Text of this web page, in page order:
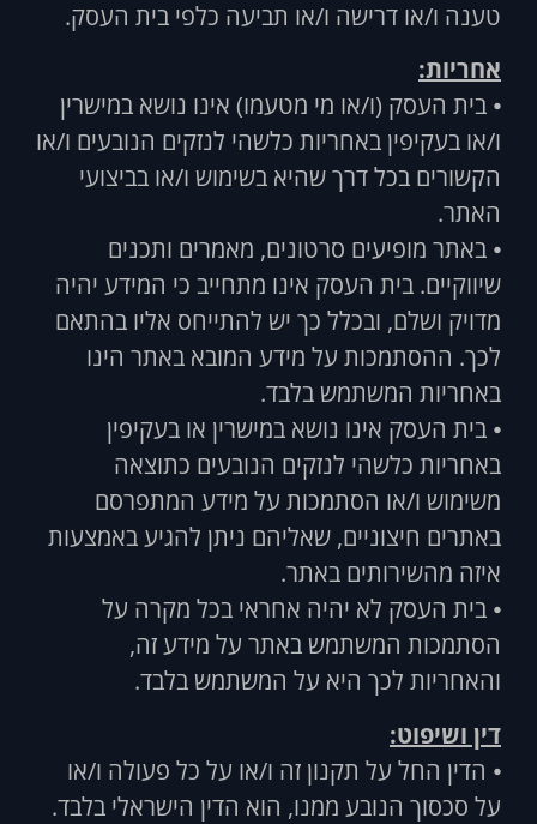
טענה ו/או דרישה ו/או תביעה כלפי בית העסק.
אחריות:
⦁ בית העסק (ו/או מי מטעמו) אינו נושא במישרין
ו/או בעקיפין באחריות כלשהי לנזקים הנובעים ו/או
הקשורים בכל דרך שהיא בשימוש ו/או בביצועי
האתר.
⦁ באתר מופיעים סרטונים, מאמרים ותכנים
שיווקיים. בית העסק אינו מתחייב כי המידע יהיה
מדויק ושלם, ובכלל כך יש להתייחס אליו בהתאם
לכך. ההסתמכות על מידע המובא באתר הינו
באחריות המשתמש בלבד.
⦁ בית העסק אינו נושא במישרין או בעקיפין
באחריות כלשהי לנזקים הנובעים כתוצאה
משימוש ו/או הסתמכות על מידע המתפרסם
באתרים חיצוניים, שאליהם ניתן להגיע באמצעות
איזה מהשירותים באתר.
⦁ בית העסק לא יהיה אחראי בכל מקרה על
הסתמכות המשתמש באתר על מידע זה,
והאחריות לכך היא על המשתמש בלבד.
דין ושיפוט:
⦁ הדין החל על תקנון זה ו/או על כל פעולה ו/או
על סכסוך הנובע ממנו, הוא הדין הישראלי בלבד.